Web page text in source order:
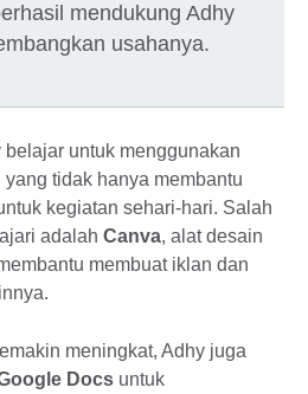
mendukung Adhy
usahanya.
untuk menggunakan
tidak hanya membantu
kegiatan sehari-hari. Salah
adalah Canva, alat desain
membuat iklan dan
meningkat, Adhy juga
Docs untuk